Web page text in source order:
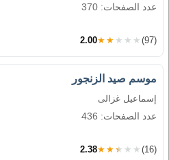
عدد الصفحات: 370
2.00★★★★★ (97)
موسم صيد الزنجور
إسماعيل غزالى
عدد الصفحات: 436
2.38★★★★★ (16)